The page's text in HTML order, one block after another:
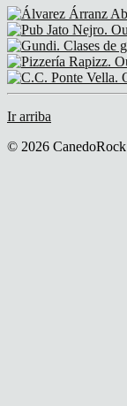
Ir arriba
© 2026 CanedoRock